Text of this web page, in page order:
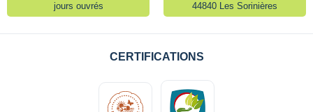
jours ouvrés
44840 Les Sorinières
CERTIFICATIONS